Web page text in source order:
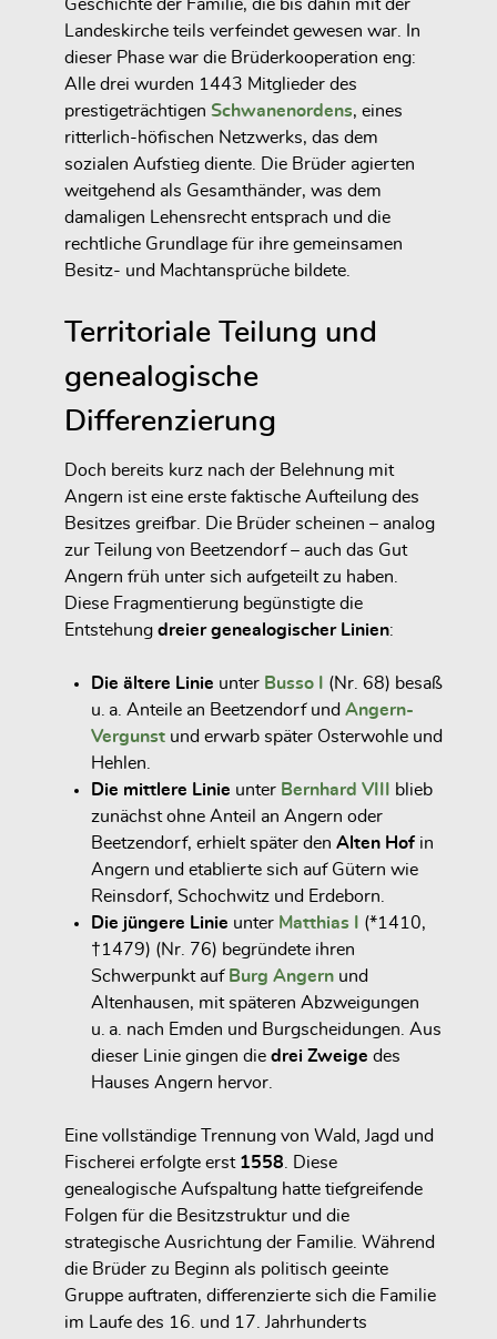
Geschichte der Familie, die bis dahin mit der
Landeskirche teils verfeindet gewesen war. In
dieser Phase war die Brüderkooperation eng:
Alle drei wurden 1443 Mitglieder des
prestigeträchtigen Schwanenordens, eines
ritterlich-höfischen Netzwerks, das dem
sozialen Aufstieg diente. Die Brüder agierten
weitgehend als Gesamthänder, was dem
damaligen Lehensrecht entsprach und die
rechtliche Grundlage für ihre gemeinsamen
Besitz- und Machtansprüche bildete.
Territoriale Teilung und
genealogische
Differenzierung
Doch bereits kurz nach der Belehnung mit
Angern ist eine erste faktische Aufteilung des
Besitzes greifbar. Die Brüder scheinen – analog
zur Teilung von Beetzendorf – auch das Gut
Angern früh unter sich aufgeteilt zu haben.
Diese Fragmentierung begünstigte die
Entstehung dreier genealogischer Linien:
Die ältere Linie unter Busso I
(Nr. 68) besaß
u. a. Anteile an Beetzendorf und Angern-
Vergunst und erwarb später Osterwohle und
Hehlen.
Die mittlere Linie unter Bernhard VIII
blieb
zunächst ohne Anteil an Angern oder
Beetzendorf, erhielt später den Alten Hof in
Angern und etablierte sich auf Gütern wie
Reinsdorf, Schochwitz und Erdeborn.
Die jüngere Linie unter Matthias I
(*1410,
†1479) (Nr. 76) begründete ihren
Schwerpunkt auf Burg Angern und
Altenhausen, mit späteren Abzweigungen
u. a. nach Emden und Burgscheidungen. Aus
dieser Linie gingen die drei Zweige des
Hauses Angern hervor.
Eine vollständige Trennung von Wald, Jagd und
Fischerei erfolgte erst 1558 . Diese
genealogische Aufspaltung hatte tiefgreifende
Folgen für die Besitzstruktur und die
strategische Ausrichtung der Familie. Während
die Brüder zu Beginn als politisch geeinte
Gruppe auftraten, differenzierte sich die Familie
im Laufe des 16. und 17. Jahrhunderts